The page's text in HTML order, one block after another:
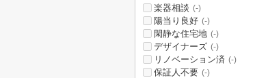
楽器相談 (-)
陽当り良好 (-)
閑静な住宅地 (-)
デザイナーズ (-)
リノベーション済 (-)
保証人不要 (-)